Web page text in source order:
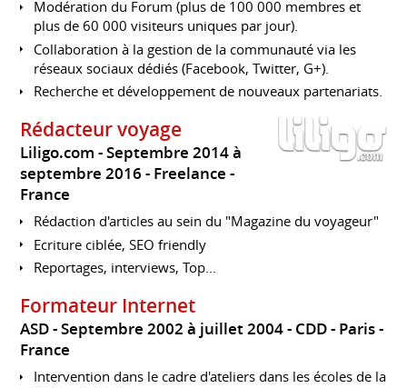
Modération du Forum (plus de 100 000 membres et
plus de 60 000 visiteurs uniques par jour).
Collaboration à la gestion de la communauté via les
réseaux sociaux dédiés (Facebook, Twitter, G+).
Recherche et développement de nouveaux partenariats.
Rédacteur voyage
Liligo.com
Septembre 2014 à
septembre 2016 Freelance
France
Rédaction d'articles au sein du "Magazine du voyageur"
Ecriture ciblée, SEO friendly
Reportages, interviews, Top...
Formateur Internet
ASD Septembre 2002 à juillet 2004 CDD
Paris
France
Intervention dans le cadre d'ateliers dans les écoles de la